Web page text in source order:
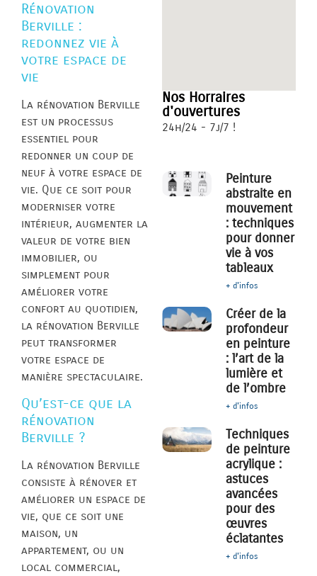
Rénovation
Berville :
redonnez vie à
votre espace de
vie
La rénovation Berville
est un processus
essentiel pour
redonner un coup de
neuf à votre espace de
vie. Que ce soit pour
moderniser votre
intérieur, augmenter la
valeur de votre bien
immobilier, ou
simplement pour
améliorer votre
confort au quotidien,
la rénovation Berville
peut transformer
votre espace de
manière spectaculaire.
Qu’est-ce que la
rénovation
Berville ?
La rénovation Berville
consiste à rénover et
améliorer un espace de
vie, que ce soit une
maison, un
appartement, ou un
local commercial,
Nos Horraires
d'ouvertures
24h/24 - 7j/7 !
Peinture
abstraite en
mouvement
: techniques
pour donner
vie à vos
tableaux
+ d'infos
Créer de la
profondeur
en peinture
: l’art de la
lumière et
de l’ombre
+ d'infos
Techniques
de peinture
acrylique :
astuces
avancées
pour des
œuvres
éclatantes
+ d'infos